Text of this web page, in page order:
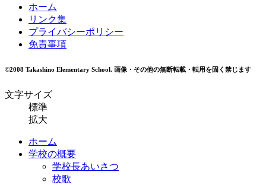
ホーム
リンク集
プライバシーポリシー
免責事項
©2008 Takashino Elementary School. 画像・その他の無断転載・転用を固く禁じます
文字サイズ
標準
拡大
ホーム
学校の概要
学校長あいさつ
校歌